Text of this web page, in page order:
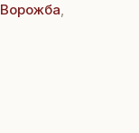
Ворожба,